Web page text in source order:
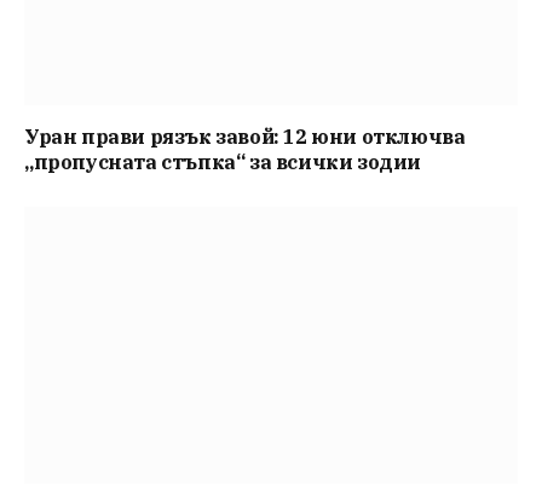
Уран прави рязък завой: 12 юни отключва
„пропусната стъпка“ за всички зодии